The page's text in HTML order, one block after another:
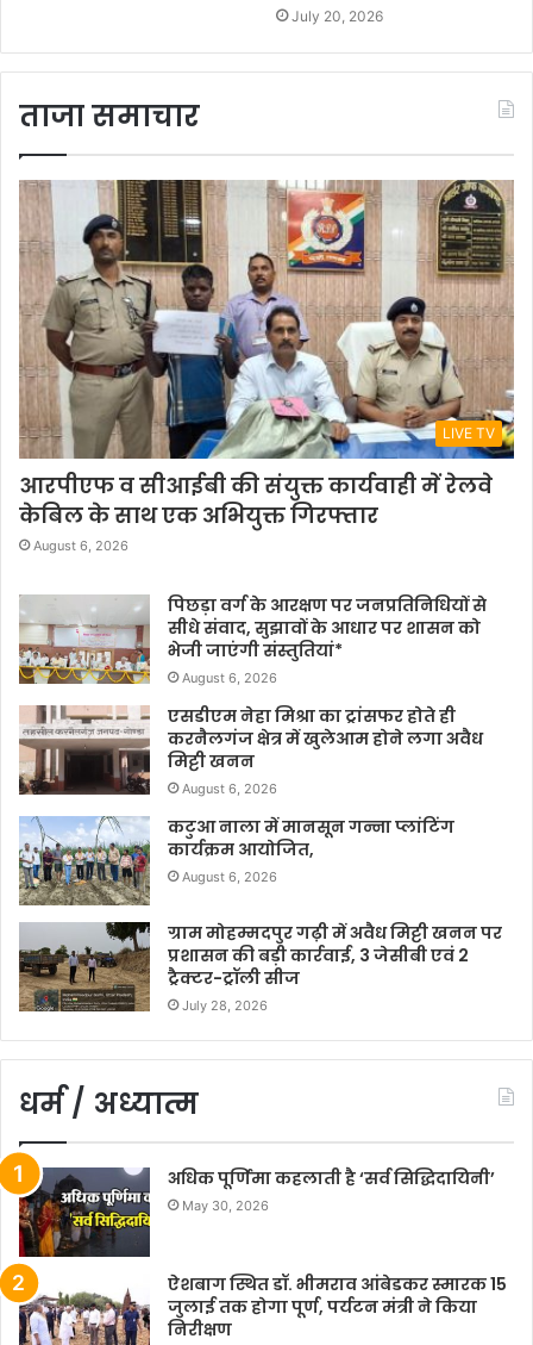
July 20, 2026
ताजा समाचार
LIVE TV
आरपीएफ व सीआईबी की संयुक्त कार्यवाही में रेलवे
केबिल के साथ एक अभियुक्त गिरफ्तार
August 6, 2026
पिछड़ा वर्ग के आरक्षण पर जनप्रतिनिधियों से
सीधे संवाद, सुझावों के आधार पर शासन को
भेजी जाएंगी संस्तुतियां*
August 6, 2026
एसडीएम नेहा मिश्रा का ट्रांसफर होते ही
करनैलगंज क्षेत्र में खुलेआम होने लगा अवैध
मिट्टी खनन
August 6, 2026
कटुआ नाला में मानसून गन्ना प्लांटिंग
कार्यक्रम आयोजित,
August 6, 2026
ग्राम मोहम्मदपुर गढ़ी में अवैध मिट्टी खनन पर
प्रशासन की बड़ी कार्रवाई, 3 जेसीबी एवं 2
ट्रैक्टर-ट्रॉली सीज
July 28, 2026
धर्म / अध्यात्म
अधिक पूर्णिमा कहलाती है ‘सर्व सिद्धिदायिनी’
May 30, 2026
ऐशबाग स्थित डॉ. भीमराव आंबेडकर स्मारक 15
जुलाई तक होगा पूर्ण, पर्यटन मंत्री ने किया
निरीक्षण